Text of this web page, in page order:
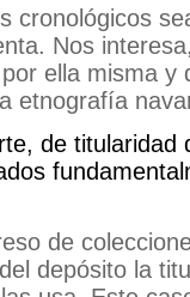
cronológicos
Nos
ella misma y
etnografía
de titularidad
de
depósito la